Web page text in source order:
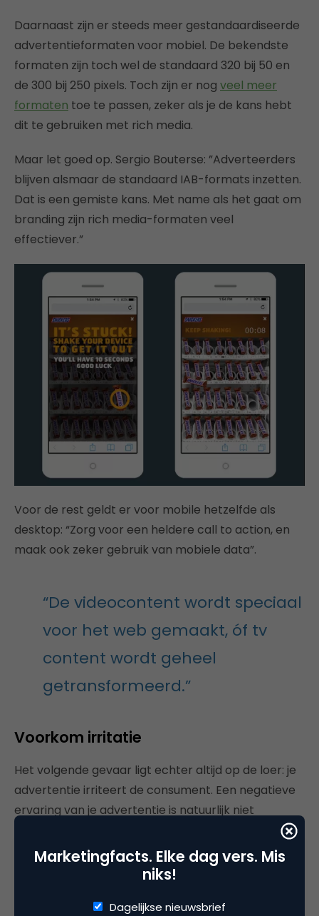
Daarnaast zijn er steeds meer gestandaardiseerde
advertentieformaten voor mobiel. De bekendste
formaten zijn toch wel de standaard 320 bij 50 en
de 300 bij 250 pixels. Toch zijn er nog veel meer
formaten toe te passen, zeker als je de kans hebt
dit te gebruiken met rich media.
Maar let goed op. Sergio Bouterse: ”Adverteerders
blijven alsmaar de standaard IAB-formats inzetten.
Dat is een gemiste kans. Met name als het gaat om
branding zijn rich media-formaten veel
effectiever.”
Voor de rest geldt er voor mobile hetzelfde als
desktop: “Zorg voor een heldere call to action, en
maak ook zeker gebruik van mobiele data”.
“De videocontent wordt speciaal
voor het web gemaakt, óf tv
content wordt geheel
getransformeerd.”
Voorkom irritatie
Het volgende gevaar ligt echter altijd op de loer: je
advertentie irriteert de consument. Een negatieve
ervaring van je advertentie is natuurlijk niet
gewenst. Wanneer je aan de slag gaat met banners
of video, zijn er een aantal valkuilen, welke ervoor
zorgen dat je advertentie het publiek irriteert.
Let op de grootte. Je wilt geen databundels
Marketingfacts. Elke dag vers. Mis
niks!
Dagelijkse nieuwsbrief